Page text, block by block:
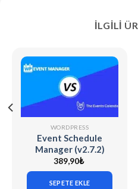
İLGILI
WORDPRESS
Event Schedule
Manager (v2.7.2)
The Events
Calendar
389,90₺
SEPETE EKLE